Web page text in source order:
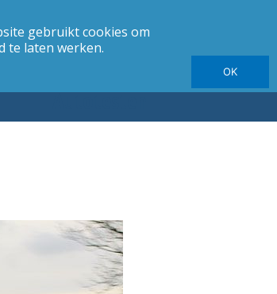
Jaargang Elektrische autotesten
Autotesten
gebruikt cookies om
te laten werken.
OK